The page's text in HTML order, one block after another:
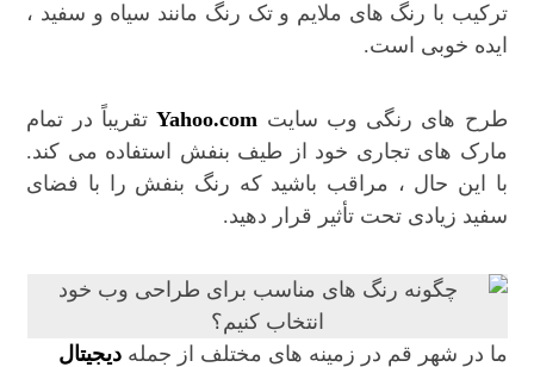
ترکیب با رنگ های ملایم و تک رنگ مانند سیاه و سفید ،
ایده خوبی است.
طرح های رنگی وب سایت Yahoo.comتقریباً در تمام
مارک های تجاری خود از طیف بنفش استفاده می کند.
با این حال ، مراقب باشید که رنگ بنفش را با فضای
سفید زیادی تحت تأثیر قرار دهید.
ما در شهر قم در زمینه های مختلف از جملهدیجیتال